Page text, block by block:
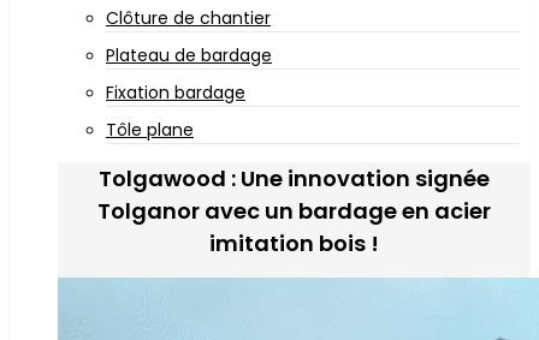
Clôture de chantier
Plateau de bardage
Fixation bardage
Tôle plane
Tolgawood : Une innovation signée
Tolganor avec un bardage en acier
imitation bois !